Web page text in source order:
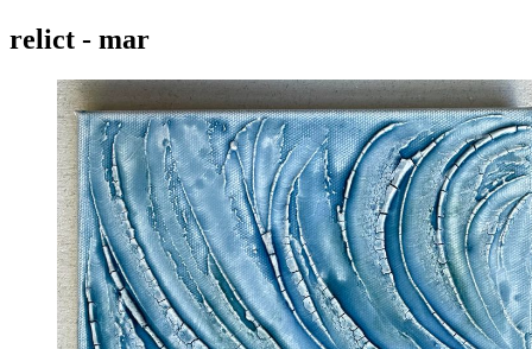
relict - mar